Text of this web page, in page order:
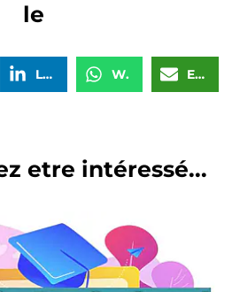
le
LinkedIn WhatsApp Email
etre intéressé...